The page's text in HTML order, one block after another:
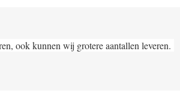
ook kunnen wij grotere aantallen leveren.